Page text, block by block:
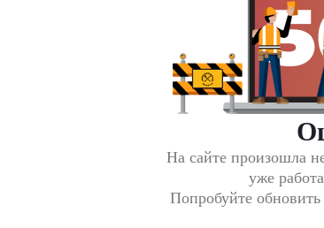
На сайте произошла
уже
Попробуйте